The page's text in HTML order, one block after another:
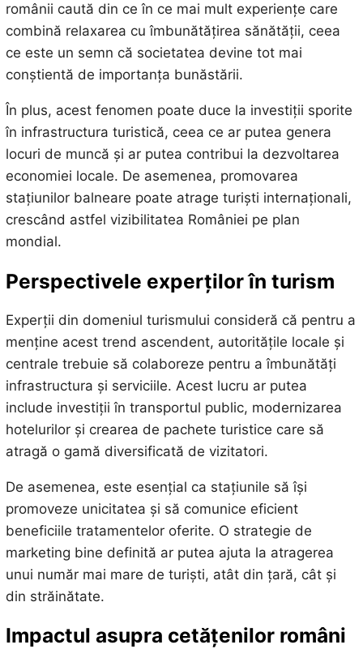
românii caută din ce în ce mai mult experiențe care
combină relaxarea cu îmbunătățirea sănătății, ceea
ce este un semn că societatea devine tot mai
conștientă de importanța bunăstării.
În plus, acest fenomen poate duce la investiții sporite
în infrastructura turistică, ceea ce ar putea genera
locuri de muncă și ar putea contribui la dezvoltarea
economiei locale. De asemenea, promovarea
stațiunilor balneare poate atrage turiști internaționali,
crescând astfel vizibilitatea României pe plan
mondial.
Perspectivele experților în turism
Experții din domeniul turismului consideră că pentru a
menține acest trend ascendent, autoritățile locale și
centrale trebuie să colaboreze pentru a îmbunătăți
infrastructura și serviciile. Acest lucru ar putea
include investiții în transportul public, modernizarea
hotelurilor și crearea de pachete turistice care să
atragă o gamă diversificată de vizitatori.
De asemenea, este esențial ca stațiunile să își
promoveze unicitatea și să comunice eficient
beneficiile tratamentelor oferite. O strategie de
marketing bine definită ar putea ajuta la atragerea
unui număr mai mare de turiști, atât din țară, cât și
din străinătate.
Impactul asupra cetățenilor români